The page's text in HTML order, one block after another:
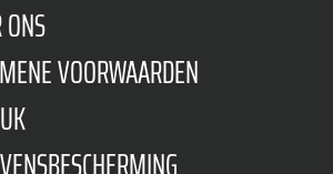
VOORWAARDEN